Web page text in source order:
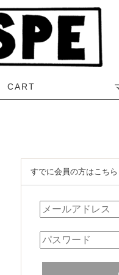
すでに会員の方はこちら